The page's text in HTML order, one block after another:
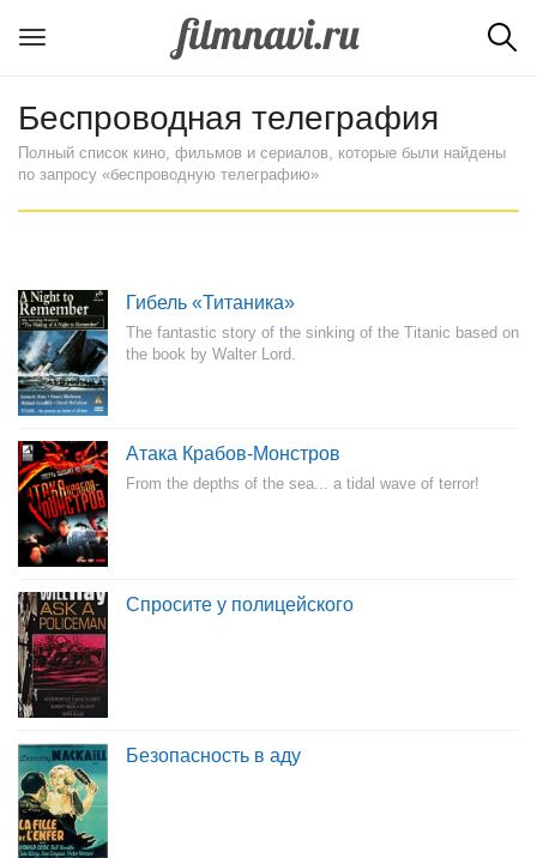
Беспроводная телеграфия
Полный список кино, фильмов и сериалов, которые были найдены
по запросу «беспроводную телеграфию»
Гибель «Титаника»
The fantastic story of the sinking of the Titanic based on
the book by Walter Lord.
Атака Крабов-Монстров
From the depths of the sea... a tidal wave of terror!
Спросите у полицейского
Безопасность в аду